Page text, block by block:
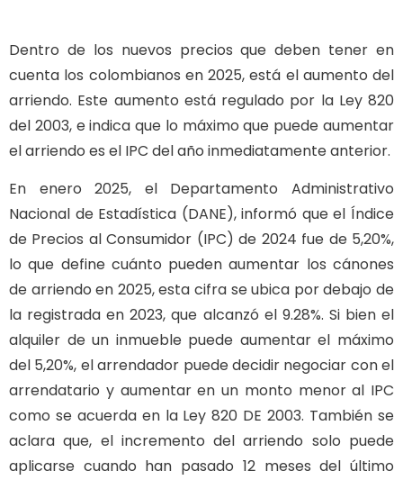
Dentro de los nuevos precios que deben tener en
cuenta los colombianos en 2025, está el aumento del
arriendo. Este aumento está regulado por la Ley 820
del 2003, e indica que lo máximo que puede aumentar
el arriendo es el IPC del año inmediatamente anterior.
En enero 2025, el Departamento Administrativo
Nacional de Estadística (DANE), informó que el Índice
de Precios al Consumidor (IPC) de 2024 fue de 5,20%,
lo que define cuánto pueden aumentar los cánones
de arriendo en 2025, esta cifra se ubica por debajo de
la registrada en 2023, que alcanzó el 9.28%. Si bien el
alquiler de un inmueble puede aumentar el máximo
del 5,20%, el arrendador puede decidir negociar con el
arrendatario y aumentar en un monto menor al IPC
como se acuerda en la Ley 820 DE 2003. También se
aclara que, el incremento del arriendo solo puede
aplicarse cuando han pasado 12 meses del último